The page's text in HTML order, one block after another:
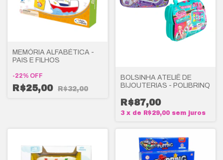
MEMÓRIA ALFABÉTICA -
PAIS E FILHOS
-22% OFF
R$25,00 R$32,00
BOLSINHA ATELIÊ DE
BIJOUTERIAS - POLIBRINQ
R$87,00
3 x de R$29,00 sem juros